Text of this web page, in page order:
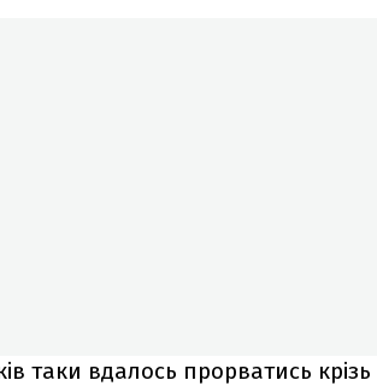
таки вдалось прорватись крізь